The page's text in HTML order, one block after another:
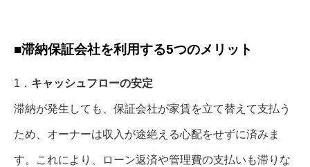
■滞納保証会社を利用する5つのメリット
1． キャッシュフローの安定
滞納が発生しても、保証会社が家賃を立て替えて支払う
ため、オーナーは収入が途絶える心配をせずに済みま
す。これにより、ローン返済や管理費の支払いも滞りな